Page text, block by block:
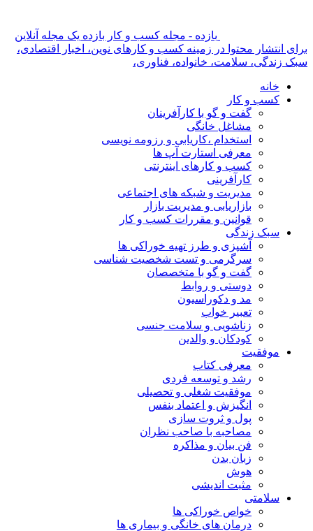
بازده - مجله کسب و کار بازده یک مجله آنلاین
برای انتشار محتوا در زمینه کسب و کارهای نوین، اخبار اقتصادی،
سبک زندگی، سلامت، خانواده، فناوری،
خانه
کسب و کار
گفت و گو با کارآفرینان
مشاغل خانگی
استخدام ،کاریابی و رزومه نویسی
معرفی استارت آپ ها
کسب و کارهای اینترنتی
کارآفرینی
مدیریت و شبکه های اجتماعی
بازاریابی و مدیریت بازار
قوانین و مقررات کسب و کار
سبک زندگی
آشپزی و طرز تهیه خوراکی ها
سرگرمی و تست شخصیت شناسی
گفت و گو با متخصصان
دوستی و روابط
مد و دکوراسیون
تعبیر خواب
زناشویی و سلامت جنسی
کودکان و والدین
موفقیت
معرفی کتاب
رشد و توسعه فردی
موفقیت شغلی و تحصیلی
انگیزش و اعتماد بنفس
پول و ثروت سازی
مصاحبه با صاحب نظران
فن بیان و مذاکره
زبان بدن
هوش
مثبت اندیشی
سلامتی
خواص خوراکی ها
درمان های خانگی و بیماری ها